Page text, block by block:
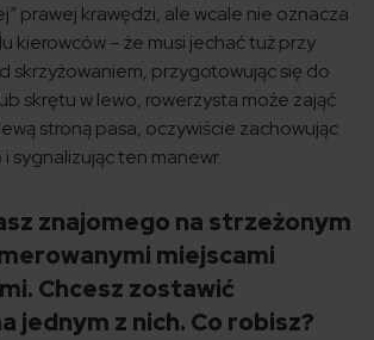
prawej krawędzi, ale wcale nie oznacza
kierowców – że musi jechać tuż przy
skrzyżowaniem, przygotowując się do
skrętu w lewo, rowerzysta może zająć
stroną pasa, oczywiście zachowując
sygnalizując ten manewr.
znajomego na strzeżonym
miejscami
Chcesz zostawić
jednym z nich. Co robisz?